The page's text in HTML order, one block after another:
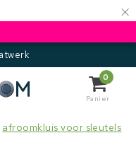
×
0
Panier
afroomkluis voor sleutels